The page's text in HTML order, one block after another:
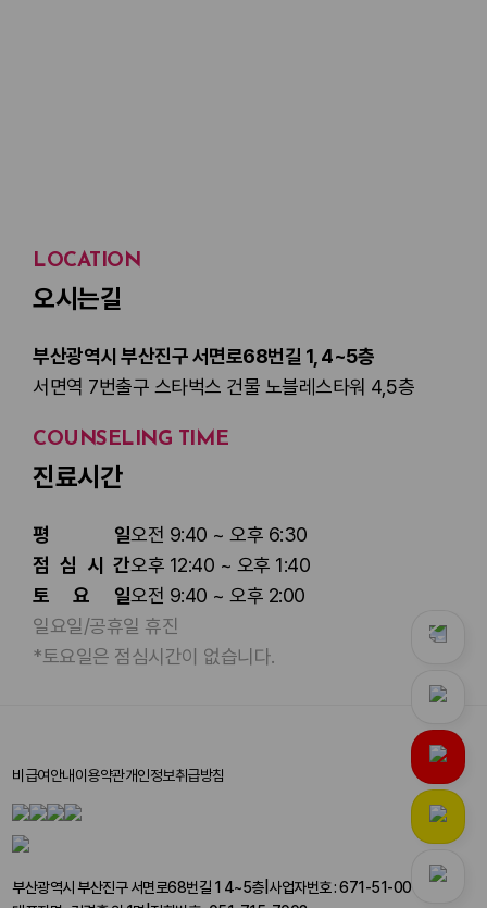
LOCATION
오시는길
부산광역시 부산진구 서면로68번길 1, 4~5층
서면역 7번출구 스타벅스 건물 노블레스타워 4,5층
COUNSELING TIME
진료시간
평 일오전 9:40 ~ 오후 6:30
점 심 시 간오후 12:40 ~ 오후 1:40
토
요 일오전 9:40 ~ 오후 2:00
일요일/공휴일 휴진
*토요일은 점심시간이 없습니다.
부산광역시 부산진구 서면로68번길 1 4~5층| 사업자번호 : 671-51-00196|
비급여안내이용약관개인정보취급방침